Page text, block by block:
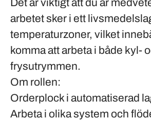
Det är viktigt att du är
arbetet sker i ett
temperaturzoner, vilket
komma att arbeta i både kyl-
frysutrymmen.
Om rollen:
Orderplock i automatiserad
Arbeta i olika system och